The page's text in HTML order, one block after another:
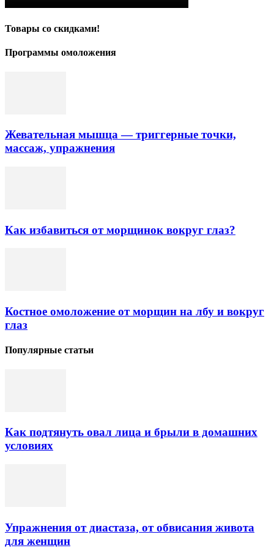
Товары со скидками!
Программы омоложения
Жевательная мышца — триггерные точки,
массаж, упражнения
Как избавиться от морщинок вокруг глаз?
Костное омоложение от морщин на лбу и вокруг
глаз
Популярные статьи
Как подтянуть овал лица и брыли в домашних
условиях
Упражнения от диастаза, от обвисания живота
для женщин